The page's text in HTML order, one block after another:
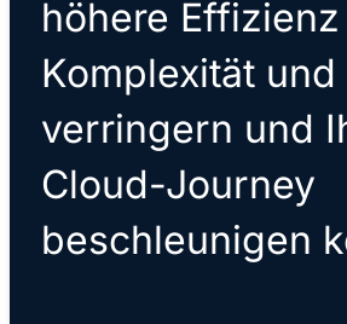
höhere
Komplexität und
verringern und
Cloud-Journey
beschleunigen